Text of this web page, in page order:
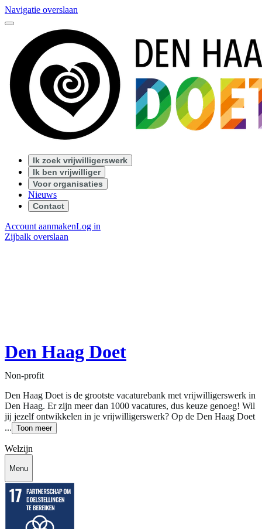
Navigatie overslaan
Ik zoek vrijwilligerswerk
Ik ben vrijwilliger
Voor organisaties
Nieuws
Contact
Account aanmakenLog in
Zijbalk overslaan
Den Haag Doet
Non-profit
Den Haag Doet is de grootste vacaturebank met vrijwilligerswerk in
Den Haag. Er zijn meer dan 1000 vacatures, dus keuze genoeg! Wil
jij jezelf ontwikkelen in je vrijwilligerswerk? Op de Den Haag Doet
... Toon meer
Welzijn
Menu